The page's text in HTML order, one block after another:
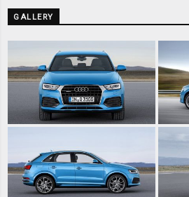
GALLERY